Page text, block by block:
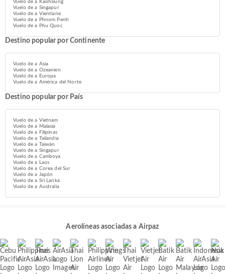
Vuelo de a Kaohsiung
Vuelo de a Singapur
Vuelo de a Vientiane
Vuelo de a Phnom Penh
Vuelo de a Phu Quoc
Destino popular por Continente
Vuelo de a Asia
Vuelo de a Ozeanien
Vuelo de a Europa
Vuelo de a América del Norte
Destino popular por País
Vuelo de a Vietnam
Vuelo de a Malasia
Vuelo de a Filipinas
Vuelo de a Tailandia
Vuelo de a Taiwán
Vuelo de a Singapur
Vuelo de a Camboya
Vuelo de a Laos
Vuelo de a Corea del Sur
Vuelo de a Japón
Vuelo de a Sri Lanka
Vuelo de a Australia
Aerolíneas asociadas a Airpaz